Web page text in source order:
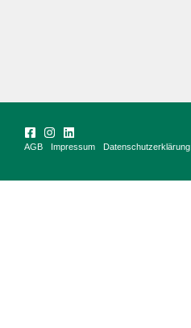
AGB Impressum Datenschutzerklärung